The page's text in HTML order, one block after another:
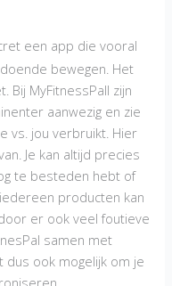
een app die vooral
bewegen. Het
Bij MyFitnessPall zijn
aanwezig en zie
vs. jou verbruikt. Hier
Je kan altijd precies
te besteden hebt of
producten kan
er ook veel foutieve
samen met
dus ook mogelijk om je